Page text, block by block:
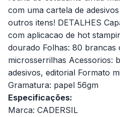
com uma cartela de
outros itens! DETALHES
com aplicacao de hot
dourado Folhas: 80 brancas
microsserrilhas Acessorios:
adesivos, editorial Formato
Gramatura: papel 56gm
Especificações:
Marca: CADERSIL